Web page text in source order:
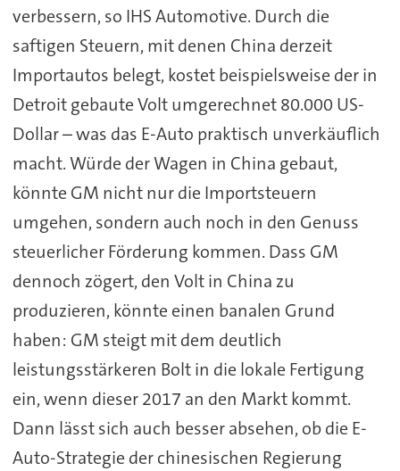
verbessern, so IHS Automotive. Durch die
saftigen Steuern, mit denen China derzeit
Importautos belegt, kostet beispielsweise der in
Detroit gebaute Volt umgerechnet 80.000 US-
Dollar – was das E-Auto praktisch unverkäuflich
macht. Würde der Wagen in China gebaut,
könnte GM nicht nur die Importsteuern
umgehen, sondern auch noch in den Genuss
steuerlicher Förderung kommen. Dass GM
dennoch zögert, den Volt in China zu
produzieren, könnte einen banalen Grund
haben: GM steigt mit dem deutlich
leistungsstärkeren Bolt in die lokale Fertigung
ein, wenn dieser 2017 an den Markt kommt.
Dann lässt sich auch besser absehen, ob die E-
Auto-Strategie der chinesischen Regierung